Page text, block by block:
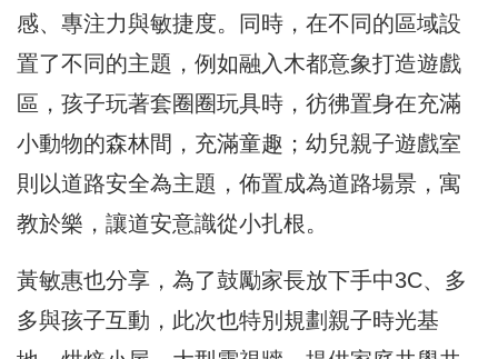
感、專注力與敏捷度。同時，在不同的區域設
置了不同的主題，例如融入木都意象打造遊戲
區，孩子玩著套圈圈玩具時，彷彿置身在充滿
小動物的森林間，充滿童趣；幼兒親子遊戲室
則以道路安全為主題，佈置成為道路場景，寓
教於樂，讓道安意識從小扎根。
黃敏惠也分享，為了鼓勵家長放下手中3C、多
多與孩子互動，此次也特別規劃親子時光基